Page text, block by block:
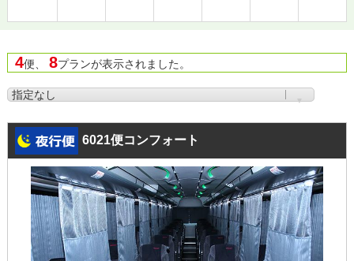
4便、 8プランが表示されました。
6021便コンフォート